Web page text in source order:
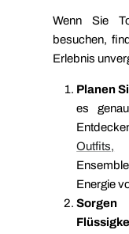
Wenn Sie
besuchen,
Erlebnis
Planen
es
Outfits,
Energie